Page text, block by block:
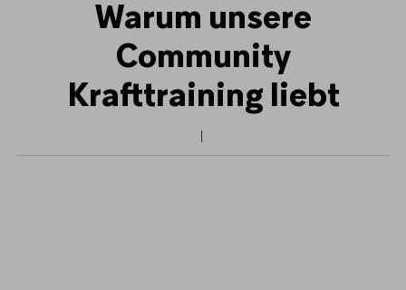
Warum unsere
Community
Krafttraining liebt